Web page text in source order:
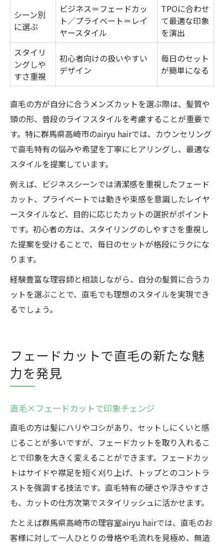
シーン別
に選ぶ
ビジネス＝フェードカッ
ト／プライベート＝レイ
ヤースタイル
TPOに合わせ
て最適な印象
を演出
スタイリ
ングしや
すさ重視
初心者向けの扱いやすい
デザイン
毎日のセット
が簡単になる
直毛の方が自分に合うメンズカットを選ぶ際は、髪質や
頭の形、普段のライフスタイルを考慮することが重要で
す。特に群馬県高崎市のairyu hairでは、カウンセリング
で直毛特有の悩みや希望を丁寧にヒアリングし、最適な
スタイルを提案しています。
例えば、ビジネスシーンでは清潔感を重視したフェード
カット、プライベートでは動きや束感を意識したレイヤ
ースタイルなど、目的に応じたカットの選択がポイント
です。初心者の方は、スタイリングのしやすさを重視し
た提案を受けることで、毎日のセットが格段にラクにな
ります。
経験豊富な理容師と相談しながら、自分の髪質に合うカ
ットを選ぶことで、直毛でも理想のスタイルを実現でき
るでしょう。
フェードカットで直毛の新たな魅
力を発見
直毛×フェードカットで印象チェンジ
直毛の方は髪にハリやコシがあり、セットしにくいと感
じることが多いですが、フェードカットを取り入れるこ
とで印象を大きく変えることができます。フェードカッ
トはサイドや襟足を短く刈り上げ、トップとのコントラ
ストを強調する技法です。直毛特有の硬さや浮きやすさ
も、カットの仕方次第でスタイリッシュに活かせます。
たとえば群馬県高崎市の理容室airyu hairでは、直毛のお
客様に対して一人ひとりの骨格や毛流れを見極め、無造